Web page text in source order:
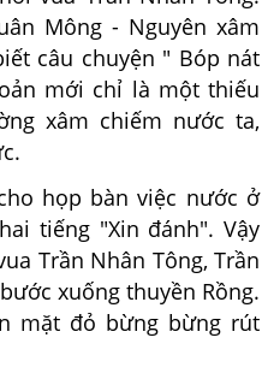
Mông - Nguyên xâm
câu chuyện " Bóp nát
mới chỉ là một thiếu
xâm chiếm nước ta,
họp bàn việc nước ở
tiếng "Xin đánh". Vậy
Trần Nhân Tông, Trần
xuống thuyền Rồng.
mặt đỏ bừng bừng rút